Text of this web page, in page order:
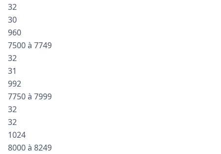
32
30
960
7500 à 7749
32
31
992
7750 à 7999
32
32
1024
8000 à 8249